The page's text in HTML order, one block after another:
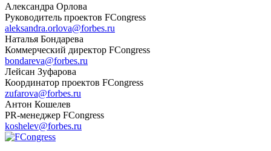
Александра Орлова
Руководитель проектов FCongress
aleksandra.orlova@forbes.ru
Наталья Бондарева
Коммерческий директор FCongress
bondareva@forbes.ru
Лейсан Зуфарова
Координатор проектов FCongress
zufarova@forbes.ru
Антон Кошелев
PR-менеджер FCongress
koshelev@forbes.ru